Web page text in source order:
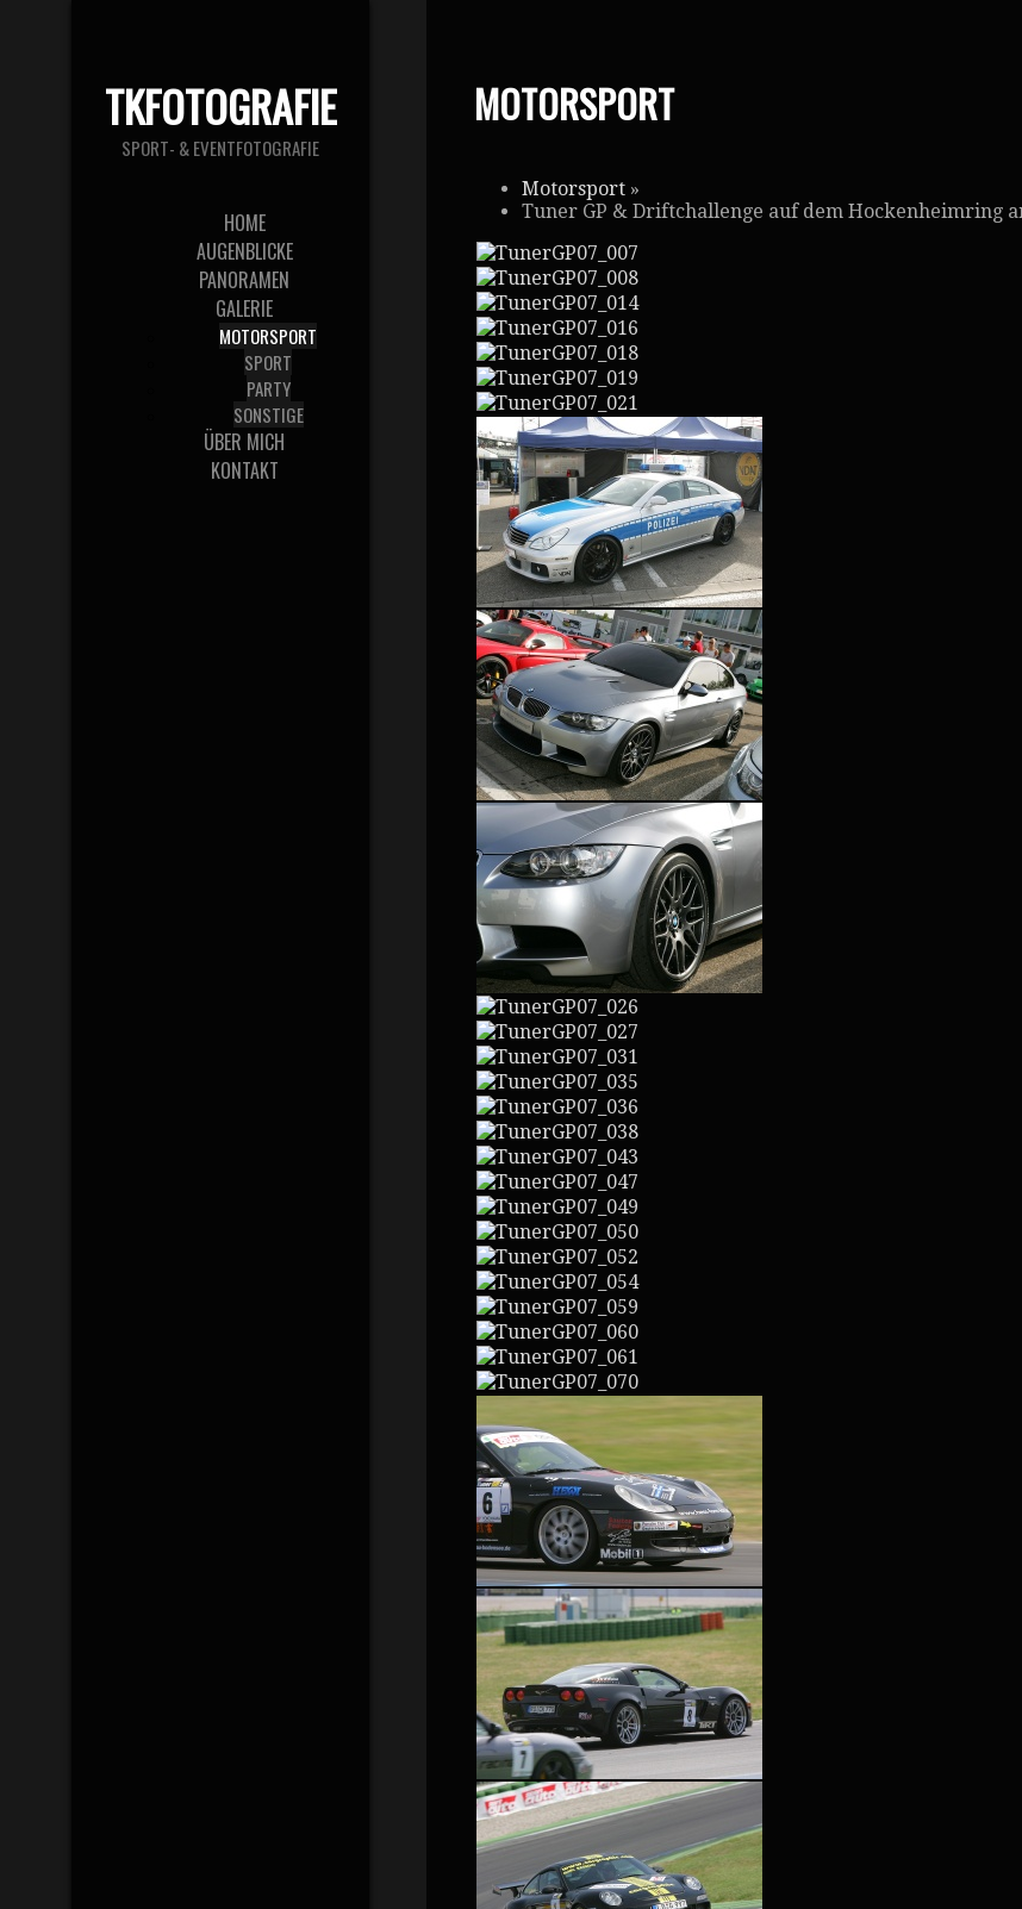
TKFOTOGRAFIE
SPORT- & EVENTFOTOGRAFIE
HOME
AUGENBLICKE
PANORAMEN
GALERIE
MOTORSPORT
SPORT
PARTY
SONSTIGE
ÜBER MICH
KONTAKT
MOTORSPORT
Motorsport »
Tuner GP & Driftchallenge auf dem Hockenheimring